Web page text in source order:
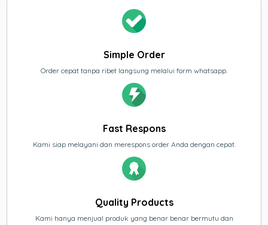
Simple Order
Order cepat tanpa ribet langsung melalui form whatsapp.
Fast Respons
Kami siap melayani dan merespons order Anda dengan cepat.
Quality Products
Kami hanya menjual produk yang benar benar bermutu dan